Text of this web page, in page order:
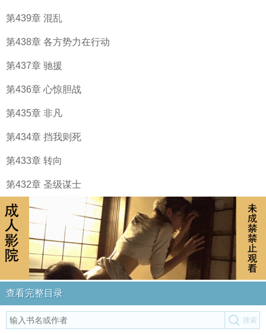
第439章 混乱
第438章 各方势力在行动
第437章 驰援
第436章 心惊胆战
第435章 非凡
第434章 挡我则死
第433章 转向
第432章 圣级谋士
查看完整目录